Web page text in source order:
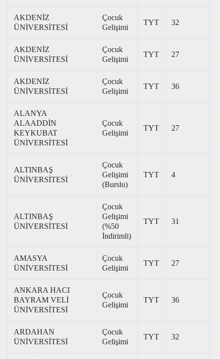
AKDENİZ
ÜNİVERSİTESİ
Çocuk
Gelişimi
TYT 32
AKDENİZ
ÜNİVERSİTESİ
Çocuk
Gelişimi
TYT 27
AKDENİZ
ÜNİVERSİTESİ
Çocuk
Gelişimi
TYT 36
ALANYA
ALAADDİN
KEYKUBAT
ÜNİVERSİTESİ
Çocuk
Gelişimi
TYT 27
ALTINBAŞ
ÜNİVERSİTESİ
Çocuk
Gelişimi
(Burslu)
TYT 4
ALTINBAŞ
ÜNİVERSİTESİ
Çocuk
Gelişimi
(%50
İndirimli)
TYT 31
AMASYA
ÜNİVERSİTESİ
Çocuk
Gelişimi
TYT 27
ANKARA HACI
BAYRAM VELİ
ÜNİVERSİTESİ
Çocuk
Gelişimi
TYT 36
ARDAHAN
ÜNİVERSİTESİ
Çocuk
Gelişimi
TYT 32